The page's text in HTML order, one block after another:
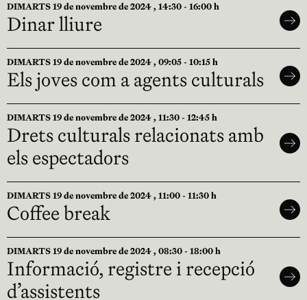
DIMARTS 19 de novembre de 2024 , 14:30 - 16:00 h
Dinar lliure
DIMARTS 19 de novembre de 2024 , 09:05 - 10:15 h
Els joves com a agents culturals
DIMARTS 19 de novembre de 2024 , 11:30 - 12:45 h
Drets culturals relacionats amb
els espectadors
DIMARTS 19 de novembre de 2024 , 11:00 - 11:30 h
Coffee break
DIMARTS 19 de novembre de 2024 , 08:30 - 18:00 h
Informació, registre i recepció
d’assistents